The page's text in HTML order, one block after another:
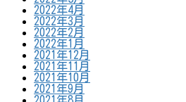
2022年4月
2022年3月
2022年2月
2022年1月
2021年12月
2021年11月
2021年10月
2021年9月
2021年8月